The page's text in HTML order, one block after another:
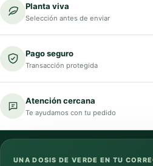
Planta viva
Selección antes de enviar
Pago seguro
Transacción protegida
Atención cercana
Te ayudamos con tu pedido
UNA DOSIS DE VERDE EN TU